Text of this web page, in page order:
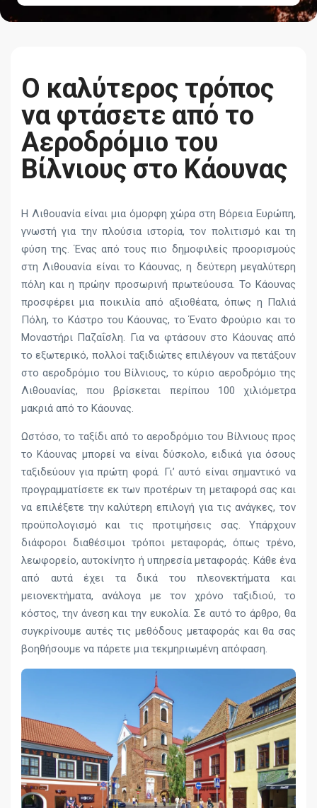
Ο καλύτερος τρόπος
να φτάσετε από το
Αεροδρόμιο του
Βίλνιους στο Κάουνας
Η Λιθουανία είναι μια όμορφη χώρα στη Βόρεια Ευρώπη,
γνωστή για την πλούσια ιστορία, τον πολιτισμό και τη
φύση της. Ένας από τους πιο δημοφιλείς προορισμούς
στη Λιθουανία είναι το Κάουνας, η δεύτερη μεγαλύτερη
πόλη και η πρώην προσωρινή πρωτεύουσα. Το Κάουνας
προσφέρει μια ποικιλία από αξιοθέατα, όπως η Παλιά
Πόλη, το Κάστρο του Κάουνας, το Ένατο Φρούριο και το
Μοναστήρι Παζαΐσλη. Για να φτάσουν στο Κάουνας από
το εξωτερικό, πολλοί ταξιδιώτες επιλέγουν να πετάξουν
στο αεροδρόμιο του Βίλνιους, το κύριο αεροδρόμιο της
Λιθουανίας, που βρίσκεται περίπου 100 χιλιόμετρα
μακριά από το Κάουνας.
Ωστόσο, το ταξίδι από το αεροδρόμιο του Βίλνιους προς
το Κάουνας μπορεί να είναι δύσκολο, ειδικά για όσους
ταξιδεύουν για πρώτη φορά. Γι’ αυτό είναι σημαντικό να
προγραμματίσετε εκ των προτέρων τη μεταφορά σας και
να επιλέξετε την καλύτερη επιλογή για τις ανάγκες, τον
προϋπολογισμό και τις προτιμήσεις σας. Υπάρχουν
διάφοροι διαθέσιμοι τρόποι μεταφοράς, όπως τρένο,
λεωφορείο, αυτοκίνητο ή υπηρεσία μεταφοράς. Κάθε ένα
από αυτά έχει τα δικά του πλεονεκτήματα και
μειονεκτήματα, ανάλογα με τον χρόνο ταξιδιού, το
κόστος, την άνεση και την ευκολία. Σε αυτό το άρθρο, θα
συγκρίνουμε αυτές τις μεθόδους μεταφοράς και θα σας
βοηθήσουμε να πάρετε μια τεκμηριωμένη απόφαση.